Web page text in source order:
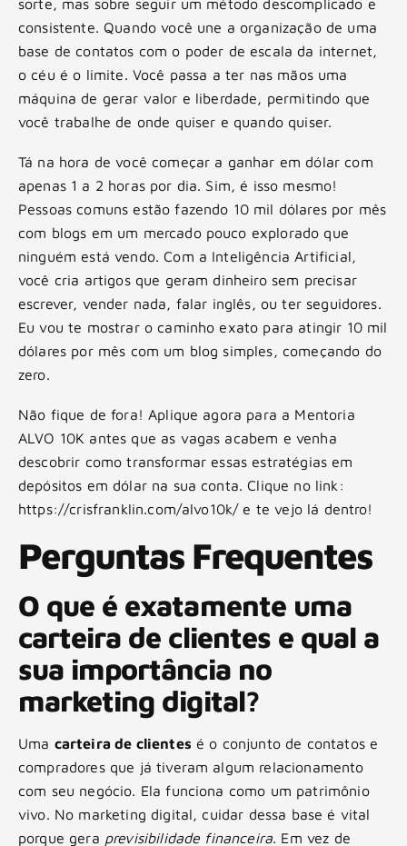
sorte, mas sobre seguir um método descomplicado e
consistente. Quando você une a organização de uma
base de contatos com o poder de escala da internet,
o céu é o limite. Você passa a ter nas mãos uma
máquina de gerar valor e liberdade, permitindo que
você trabalhe de onde quiser e quando quiser.
Tá na hora de você começar a ganhar em dólar com
apenas 1 a 2 horas por dia. Sim, é isso mesmo!
Pessoas comuns estão fazendo 10 mil dólares por mês
com blogs em um mercado pouco explorado que
ninguém está vendo. Com a Inteligência Artificial,
você cria artigos que geram dinheiro sem precisar
escrever, vender nada, falar inglês, ou ter seguidores.
Eu vou te mostrar o caminho exato para atingir 10 mil
dólares por mês com um blog simples, começando do
zero.
Não fique de fora! Aplique agora para a Mentoria
ALVO 10K antes que as vagas acabem e venha
descobrir como transformar essas estratégias em
depósitos em dólar na sua conta. Clique no link:
https://crisfranklin.com/alvo10k/ e te vejo lá dentro!
Perguntas Frequentes
O que é exatamente uma
carteira de clientes e qual a
sua importância no
marketing digital?
Uma carteira de clientes é o conjunto de contatos e
compradores que já tiveram algum relacionamento
com seu negócio. Ela funciona como um patrimônio
vivo. No marketing digital, cuidar dessa base é vital
porque gera previsibilidade financeira. Em vez de